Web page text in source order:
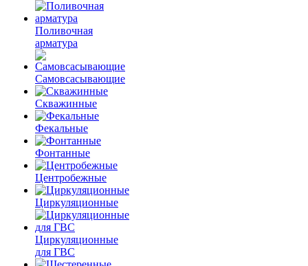
Поливочная
арматура
Самовсасывающие
Скважинные
Фекальные
Фонтанные
Центробежные
Циркуляционные
Циркуляционные
для ГВС